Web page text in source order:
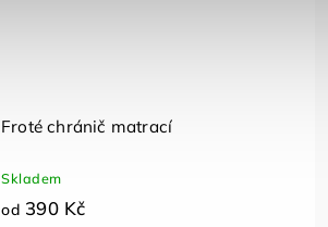
Froté chránič matrací
Skladem
od 390 Kč